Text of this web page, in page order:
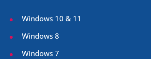
Windows 10 & 11
Windows 8
Windows 7